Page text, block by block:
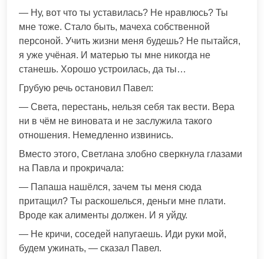
— Ну, вот что ты уставилась? Не нравлюсь? Ты
мне тоже. Стало быть, мачеха собственной
персоной. Учить жизни меня будешь? Не пытайся,
я уже учёная. И матерью ты мне никогда не
станешь. Хорошо устроилась, да ты…
Грубую речь остановил Павел:
— Света, перестань, нельзя себя так вести. Вера
ни в чём не виновата и не заслужила такого
отношения. Немедленно извинись.
Вместо этого, Светлана злобно сверкнула глазами
на Павла и прокричала:
— Папаша нашёлся, зачем ты меня сюда
притащил? Ты раскошелься, деньги мне плати.
Вроде как алименты должен. И я уйду.
— Не кричи, соседей напугаешь. Иди руки мой,
будем ужинать, — сказал Павел.